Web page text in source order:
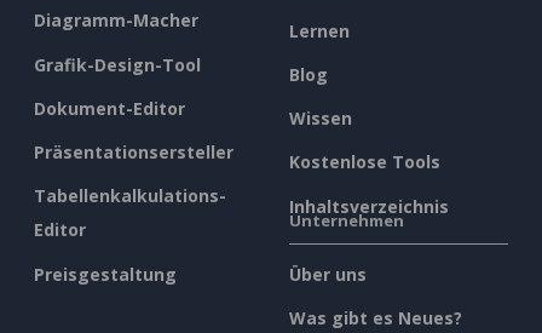
Diagramm-Macher
Grafik-Design-Tool
Dokument-Editor
Präsentationsersteller
Tabellenkalkulations-
Editor
Preisgestaltung
Lernen
Blog
Wissen
Kostenlose Tools
Inhaltsverzeichnis
Unternehmen
Über uns
Was gibt es Neues?